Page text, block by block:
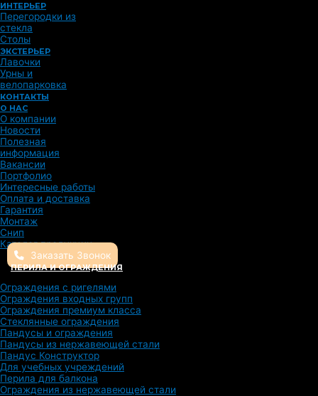
ИНТЕРЬЕР
Перегородки из
стекла
Столы
ЭКСТЕРЬЕР
Лавочки
Урны и
велопарковка
КОНТАКТЫ
О НАС
О компании
Новости
Полезная
информация
Вакансии
Портфолио
Интересные работы
Оплата и доставка
Гарантия
Монтаж
Снип
Каталог продукции
Заказать Звонок
ПЕРИЛА И ОГРАЖДЕНИЯ
Ограждения с ригелями
Ограждения входных групп
Ограждения премиум класса
Стеклянные ограждения
Пандусы и ограждения
Пандусы из нержавеющей стали
Пандус Конструктор
Для учебных учреждений
Перила для балкона
Ограждения из нержавеющей стали